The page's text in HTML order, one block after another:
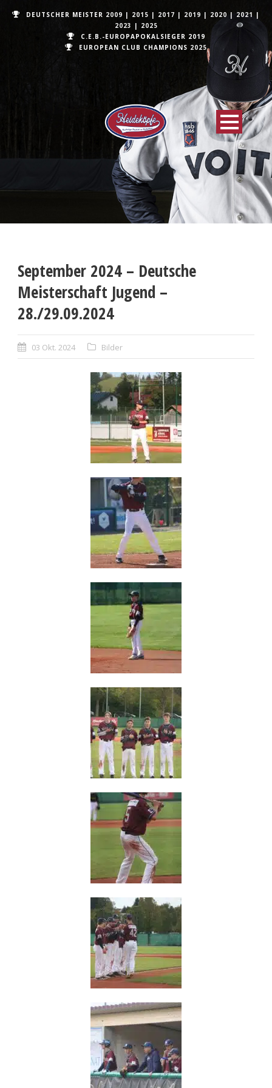
DEUTSCHER MEISTER 2009 | 2015 | 2017 | 2019 | 2020 | 2021 |
2023 | 2025
C.E.B.-EUROPAPOKALSIEGER 2019
EUROPEAN CLUB CHAMPIONS 2025
September 2024 – Deutsche
Meisterschaft Jugend –
28./29.09.2024
03 Okt. 2024 Bilder